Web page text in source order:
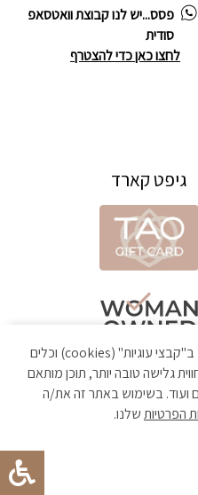
פסס...יש לנו קבוצת וואטסאפ
סודית
לחצו כאן כדי להצטרף
גיפט קארד
האבטחה הגבוה ביותר
לידיעתכם, באתר זה נעשה שימוש ב"קבצי עוגיות" (cookies) וכלים
גלישה טובה יותר, תוכן מותאם
ועוד. בשימוש באתר זה את/ה
הפרטיותשלנו.